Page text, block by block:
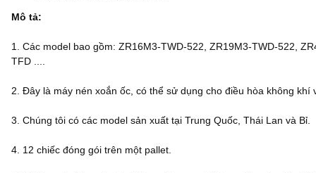
Mô tả:
1. Các model bao gồm: ZR16M3-TWD-522, ZR19M3-TWD-522,
TFD ....
2. Đây là máy nén xoắn ốc, có thể sử dụng cho điều hòa không khí
3. Chúng tôi có các model sản xuất tại Trung Quốc, Thái Lan và Bỉ.
4. 12 chiếc đóng gói trên một pallet.